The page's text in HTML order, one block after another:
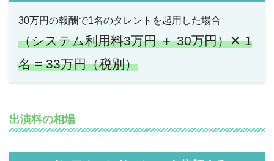
30万円の報酬で1名のタレントを起用した場合
（システム利用料3万円 ＋ 30万円）✕ 1
名 = 33万円（税別）
出演料の相場